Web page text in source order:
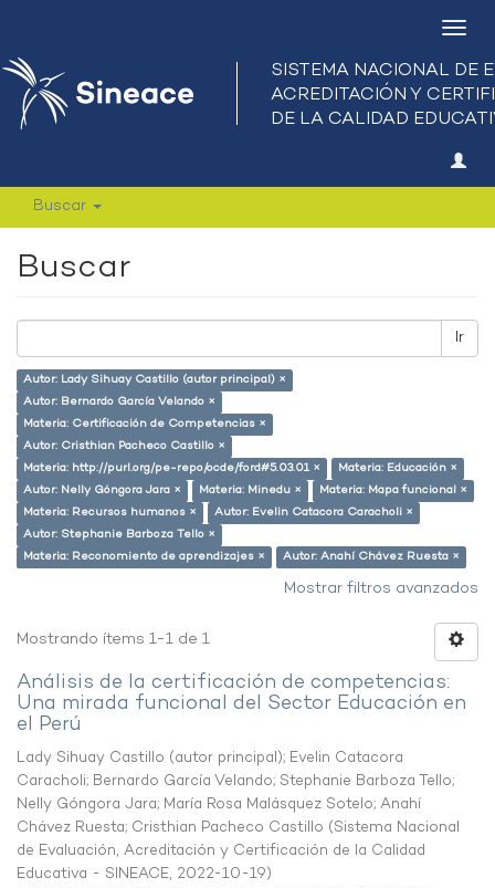
Buscar
Buscar
Ir
Autor: Lady Sihuay Castillo (autor principal) ×
Autor: Bernardo García Velando ×
Materia: Certificación de Competencias ×
Autor: Cristhian Pacheco Castillo ×
Materia: http://purl.org/pe-repo/ocde/ford#5.03.01 ×
Materia: Educación ×
Autor: Nelly Góngora Jara ×
Materia: Minedu ×
Materia: Mapa funcional ×
Materia: Recursos humanos ×
Autor: Evelin Catacora Caracholi ×
Autor: Stephanie Barboza Tello ×
Materia: Reconomiento de aprendizajes ×
Autor: Anahí Chávez Ruesta ×
Mostrar filtros avanzados
Mostrando ítems 1-1 de 1
Análisis de la certificación de competencias:
Una mirada funcional del Sector Educación en
el Perú
Lady Sihuay Castillo (autor principal); Evelin Catacora
Caracholi; Bernardo García Velando; Stephanie Barboza Tello;
Nelly Góngora Jara; María Rosa Malásquez Sotelo; Anahí
Chávez Ruesta; Cristhian Pacheco Castillo (Sistema Nacional
de Evaluación, Acreditación y Certificación de la Calidad
Educativa - SINEACE, 2022-10-19)